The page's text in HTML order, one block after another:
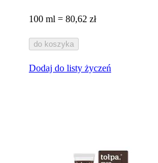
100 ml = 80,62 zł
do koszyka
Dodaj do listy życzeń